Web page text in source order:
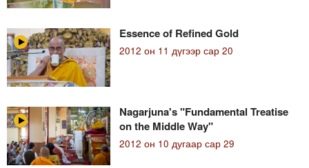
Essence of Refined Gold
2012 он 11 дүгээр сар 20
Nagarjuna's "Fundamental Treatise
on the Middle Way"
2012 он 10 дугаар сар 29